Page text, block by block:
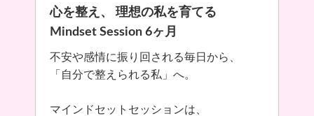
心を整え、 理想の私を育てる
Mindset Session 6ヶ月
不安や感情に振り回される毎日から、
「自分で整えられる私」へ。
マインドセットセッションは、